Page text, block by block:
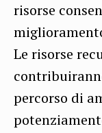
risorse
Le risorse
percorso di